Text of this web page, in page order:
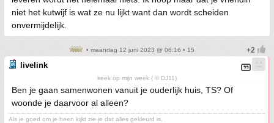
niet het kutwijf is wat ze nu lijkt want dan wordt scheiden
onvermijdelijk.
• maandag 12 juni 2023 @ 06:16 • 15
livelink
keek op mijn week ( © DJ11)
Ben je gaan samenwonen vanuit je ouderlijk huis, TS? Of
woonde je daarvoor al alleen?
Als je goed om je heen kijkt zie je dat alles gekleurd is.